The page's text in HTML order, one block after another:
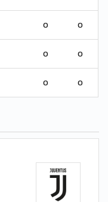
0 0
0 0
0 0